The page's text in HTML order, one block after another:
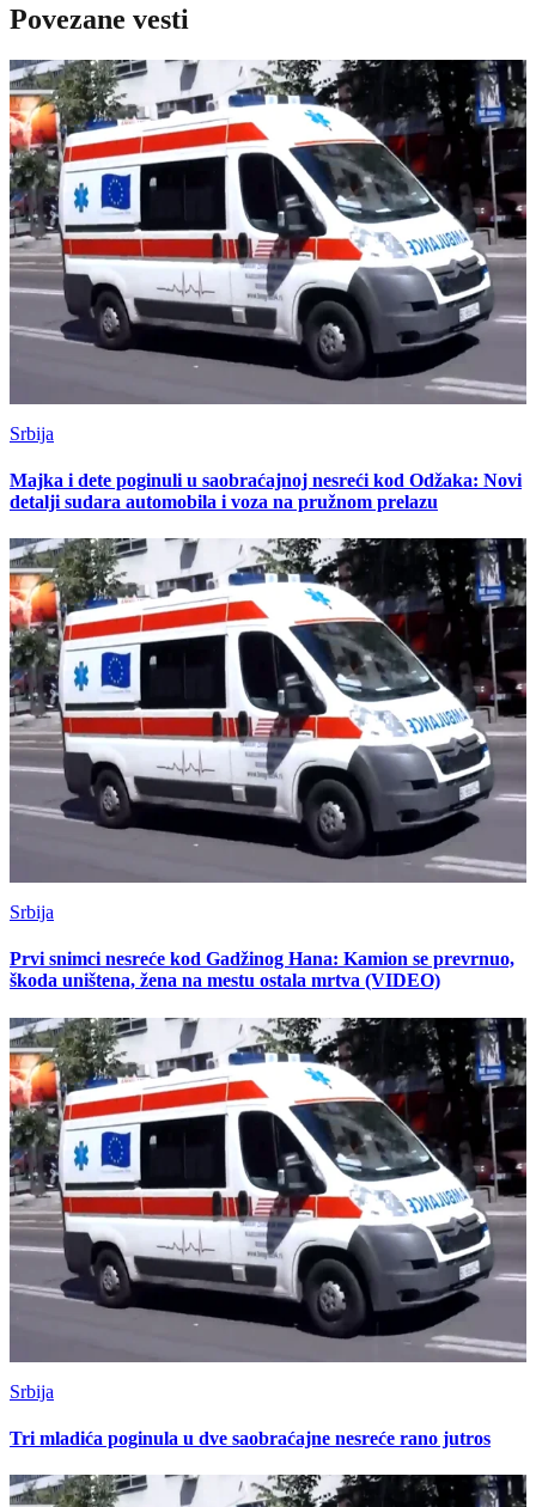
Povezane vesti
Srbija
Majka i dete poginuli u saobraćajnoj nesreći kod Odžaka: Novi
detalji sudara automobila i voza na pružnom prelazu
Srbija
Prvi snimci nesreće kod Gadžinog Hana: Kamion se prevrnuo,
škoda uništena, žena na mestu ostala mrtva (VIDEO)
Srbija
Tri mladića poginula u dve saobraćajne nesreće rano jutros